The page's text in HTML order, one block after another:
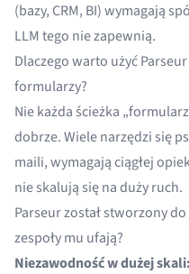
(bazy, CRM, BI) wymagają
LLM tego nie zapewnią.
Dlaczego warto użyć
formularzy?
Nie każda ścieżka
dobrze. Wiele narzędzi się
maili, wymagają ciągłej
nie skalują się na duży ruch.
Parseur został stworzony
zespoły mu ufają?
Niezawodność w dużej skali: